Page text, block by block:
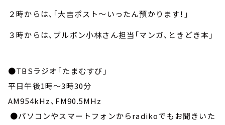
２時からは、「大吉ポスト～いったん預かります！」
３時からは、ブルボン小林さん担当「マンガ、ときどき本」
●TBSラジオ「たまむすび」
平日午後1時～3時30分
AM954kHz、FM90.5MHz
●パソコンやスマートフォンからradikoでもお聞きいた